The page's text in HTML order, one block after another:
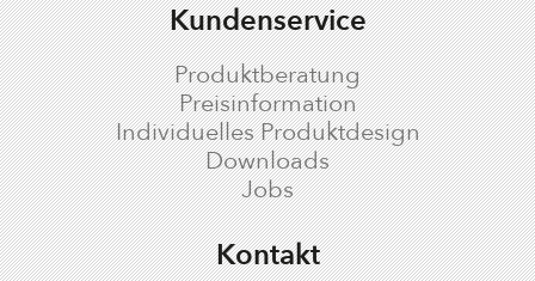
Kundenservice
Produktberatung
Preisinformation
Individuelles Produktdesign
Downloads
Jobs
Kontakt